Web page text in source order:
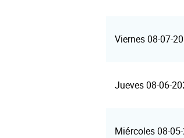
Viernes 08-07-
Jueves 08-06-
Miércoles 08-